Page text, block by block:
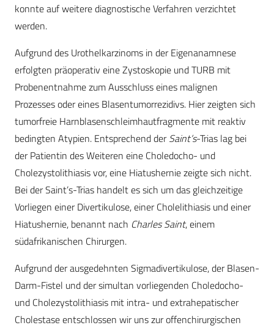
konnte auf weitere diagnostische Verfahren verzichtet
werden.
Aufgrund des Urothelkarzinoms in der Eigenanamnese
erfolgten präoperativ eine Zystoskopie und TURB mit
Proben­entnahme zum Ausschluss eines malignen
Prozesses oder eines Blasentumorrezidivs. Hier zeigten sich
tumorfreie Harnblasenschleimhautfragmente mit reaktiv
bedingten Atypien. Entsprechend derSaint’s-Trias lag bei
der Patientin des Weiteren eine Choledocho- und
Cholezystolithiasis vor, eine Hiatushernie zeigte sich nicht.
Bei der Saint’s-Trias handelt es sich um das gleichzeitige
Vorliegen einer Divertikulose, einer Cholelithiasis und einer
Hiatushernie, benannt nach Charles Saint, einem
südafrikanischen Chirurgen.
Aufgrund der ausgedehnten Sigmadivertikulose, der Blasen-
Darm-Fistel und der simultan vorliegenden Choledocho-
und Cholezystolithiasis mit intra- und extrahepatischer
Cholestase entschlossen wir uns zur offenchirurgischen